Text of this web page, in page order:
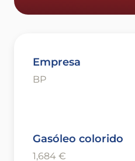
Empresa
BP
Gasóleo colorido
1,684 €